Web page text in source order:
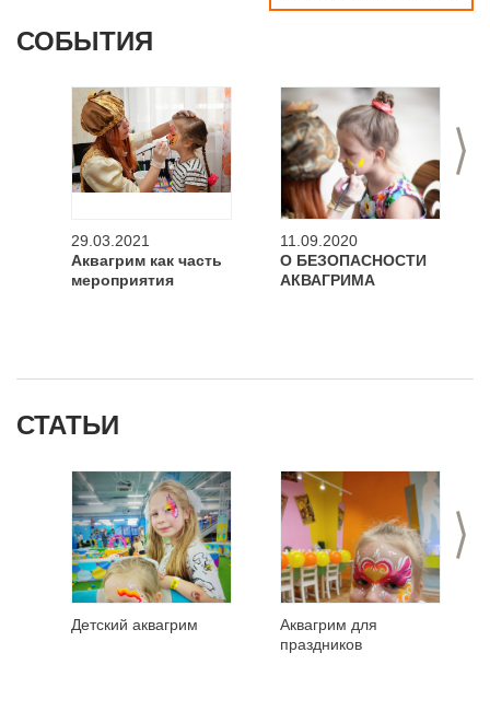
СОБЫТИЯ
>
29.03.2021
Аквагрим как часть
мероприятия
11.09.2020
О БЕЗОПАСНОСТИ
АКВАГРИМА
СТАТЬИ
>
Детский аквагрим
Аквагрим для
праздников